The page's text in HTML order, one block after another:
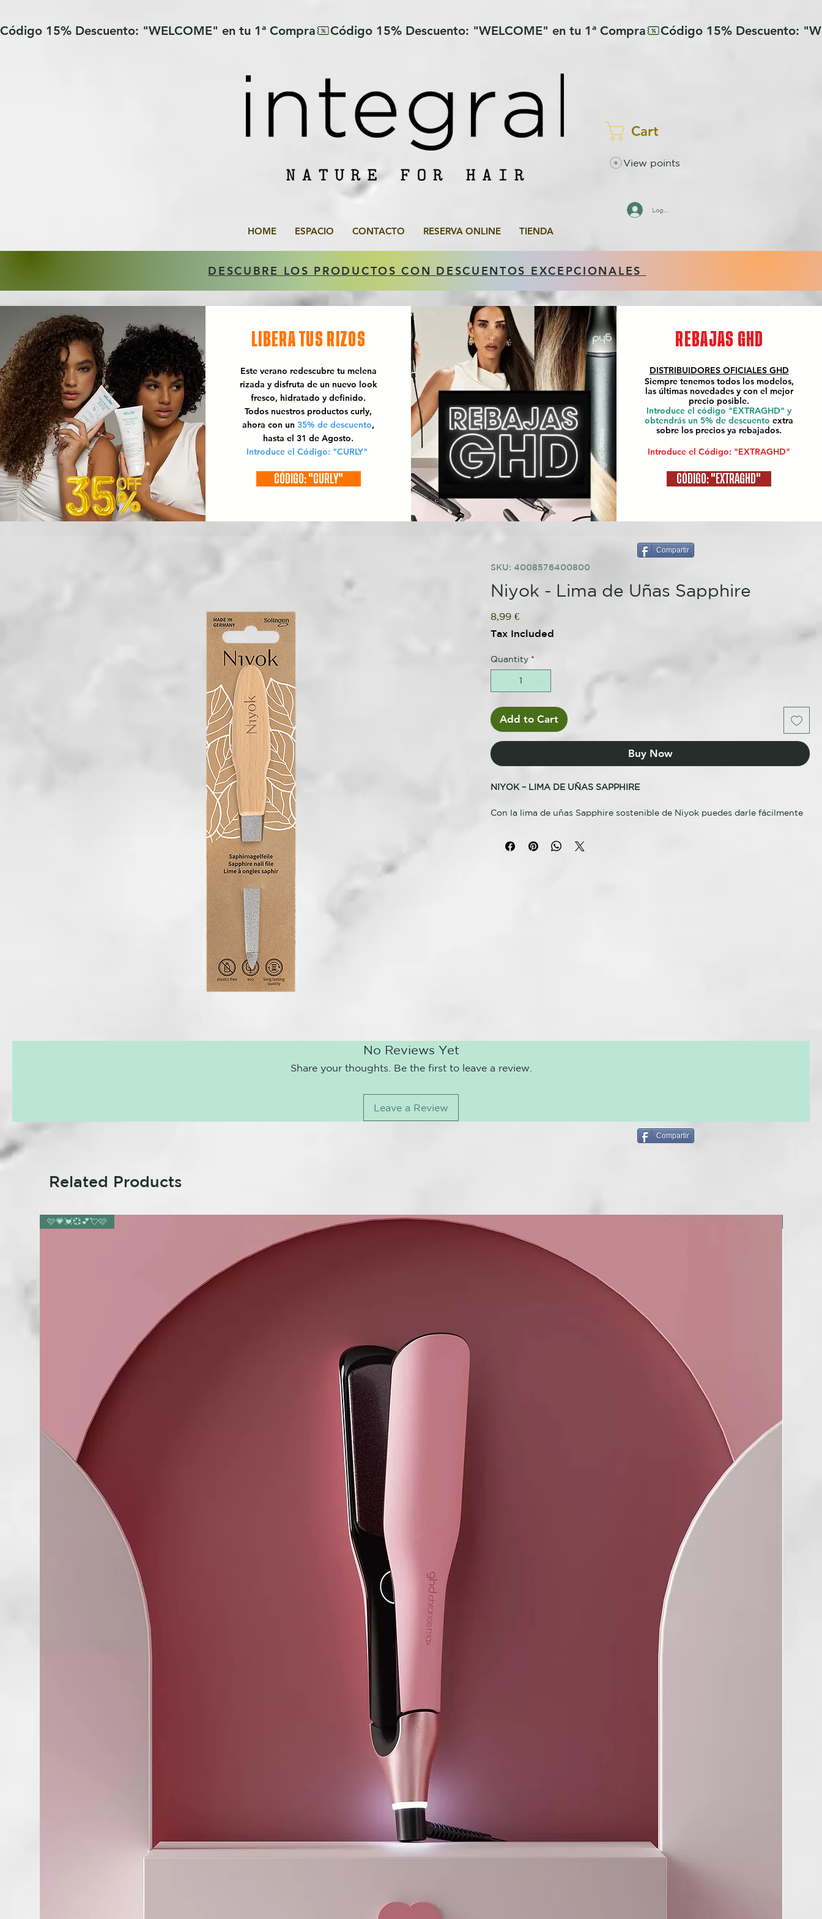
Código 15% Descuento: "WELCOME" en tu 1ª Compra
Cart
View points
Log In
HOME ESPACIO CONTACTO RESERVA ONLINE TIENDA
DESCUBRE LOS PRODUCTOS CON DESCUENTOS EXCEPCIONALES
LIBERA TUS RIZOS
Este verano redescubre tu melena
rizada y disfruta de un nuevo look
fresco, hidratado y definido.
Todos nuestros productos curly,
ahora con un 35% de descuento,
hasta el 31 de Agosto.
Introduce el Código: "CURLY"
CÓDIGO: "CURLY"
REBAJAS GHD
DISTRIBUIDORES OFICIALES GHD
Siempre tenemos todos los modelos,
las últimas novedades y con el mejor
precio posible.
Introduce el código "EXTRAGHD" y
obtendrás un 5% de descuento extra
sobre los precios ya rebajados.
Introduce el Código: "EXTRAGHD"
CÓDIGO: "EXTRAGHD"
SKU: 4008576400800
Niyok - Lima de Uñas Sapphire
8,99 €Price
Tax Included
Quantity *
Add to Cart
Buy Now
NIYOK – LIMA DE UÑAS SAPPHIRE
Con la lima de uñas Sapphire sostenible de Niyok puedes darle fácilmente
La lima tiene un revestimiento de zafiro y tiene un lado de grano grueso
No Reviews Yet
Share your thoughts. Be the first to leave a review.
Leave a Review
Compartir
Compartir
Related Products
🩷💗💓💞💕💘🩷